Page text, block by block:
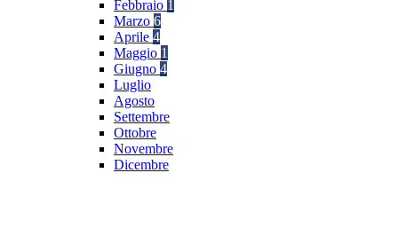
Febbraio 1
Marzo 6
Aprile 4
Maggio 1
Giugno 4
Luglio
Agosto
Settembre
Ottobre
Novembre
Dicembre